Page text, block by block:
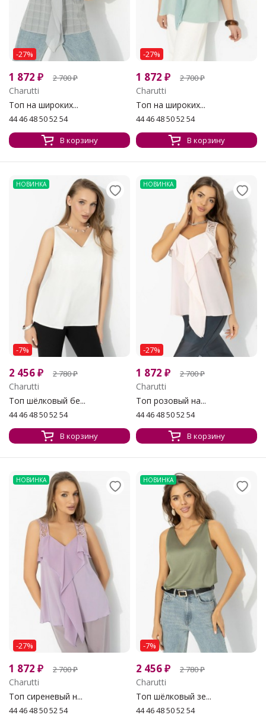
-27%
1 872 ₽ 2 700₽
Charutti
Топ на широких...
44 46 48 50 52 54
В корзину
-27%
1 872 ₽ 2 700₽
Charutti
Топ на широких...
44 46 48 50 52 54
В корзину
НОВИНКА
-7%
2 456₽ 2 780₽
Charutti
Топ шёлковый бе...
44 46 48 50 52 54
В корзину
НОВИНКА
-27%
1 872 ₽ 2 700₽
Charutti
Топ розовый на...
44 46 48 50 52 54
В корзину
НОВИНКА
-27%
1 872 ₽ 2 700₽
Charutti
Топ сиреневый н...
44 46 48 50 52 54
НОВИНКА
-7%
2 456₽ 2 780₽
Charutti
Топ шёлковый зе...
44 46 48 50 52 54